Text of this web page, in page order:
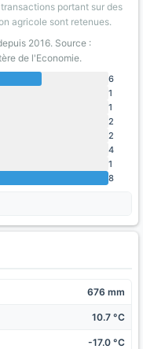
portant sur des
agricole sont retenues.
2016. Source :
de l'Economie.
6
1
1
2
2
4
1
8
676 mm
10.7 °C
-17.0 °C